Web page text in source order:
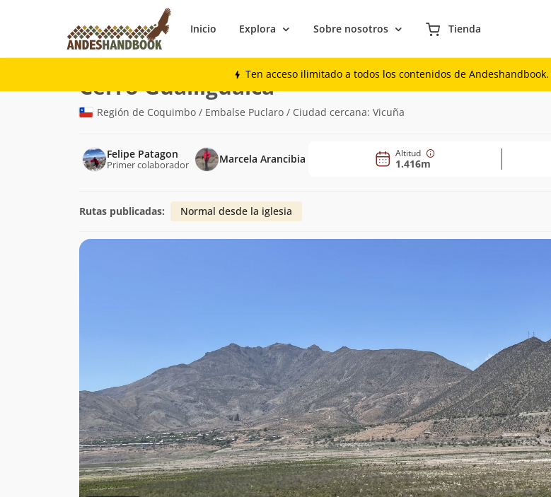
Inicio Explora Sobre nosotros Tienda
Ten acceso ilimitado a todos los contenidos de Andeshandbook.
Montaña
Cerro Gualliguaica(1.416m)
Región de Coquimbo / Embalse Puclaro / Ciudad cercana: Vicuña
Felipe Patagon
Primer colaborador Marcela Arancibia Altitud
1.416m
Rutas publicadas: Normal desde la iglesia